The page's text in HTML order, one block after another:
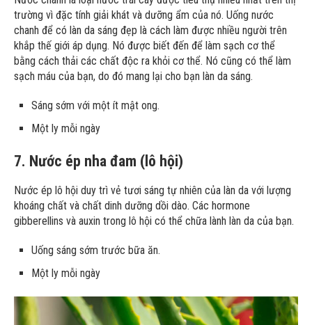
trường vì đặc tính giải khát và dưỡng ẩm của nó. Uống nước
chanh để có làn da sáng đẹp là cách làm được nhiều người trên
khắp thế giới áp dụng. Nó được biết đến để làm sạch cơ thể
bằng cách thải các chất độc ra khỏi cơ thể. Nó cũng có thể làm
sạch máu của bạn, do đó mang lại cho bạn làn da sáng.
Sáng sớm với một ít mật ong.
Một ly mỗi ngày
7. Nước ép nha đam (lô hội)
Nước ép lô hội duy trì vẻ tươi sáng tự nhiên của làn da với lượng
khoáng chất và chất dinh dưỡng dồi dào. Các hormone
gibberellins và auxin trong lô hội có thể chữa lành làn da của bạn.
Uống sáng sớm trước bữa ăn.
Một ly mỗi ngày